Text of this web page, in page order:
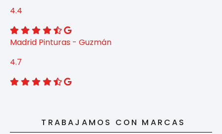
4.4
Madrid Pinturas - Guzmán
4.7
TRABAJAMOS CON MARCAS